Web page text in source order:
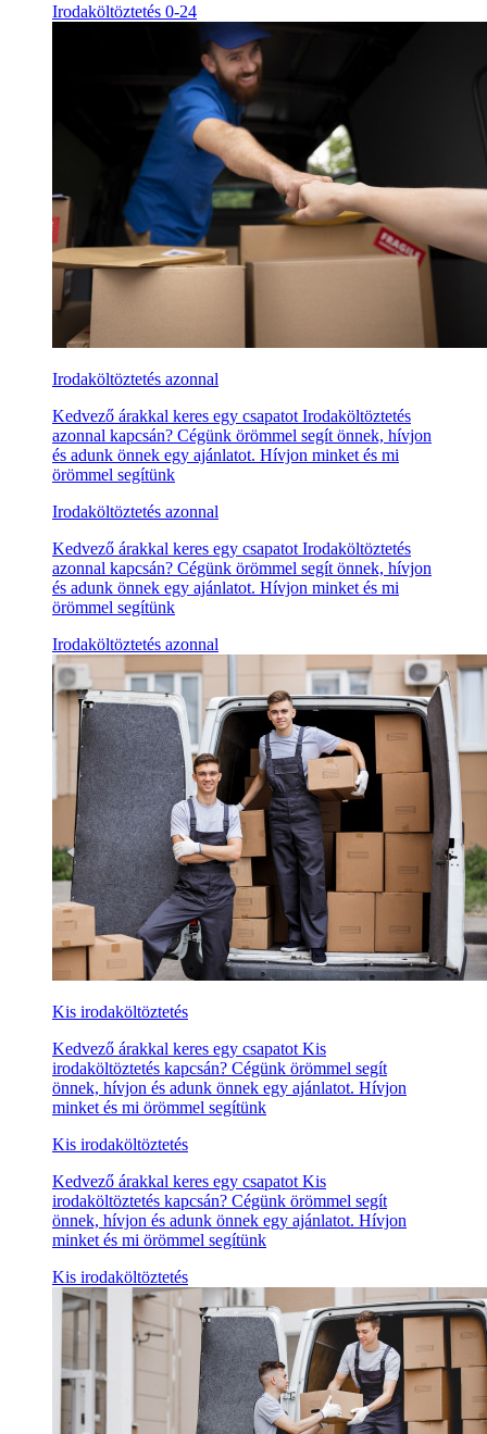
Irodaköltöztetés 0-24
Irodaköltöztetés azonnal
Kedvező árakkal keres egy csapatot Irodaköltöztetés
azonnal kapcsán? Cégünk örömmel segít önnek, hívjon
és adunk önnek egy ajánlatot. Hívjon minket és mi
örömmel segítünk
Irodaköltöztetés azonnal
Kedvező árakkal keres egy csapatot Irodaköltöztetés
azonnal kapcsán? Cégünk örömmel segít önnek, hívjon
és adunk önnek egy ajánlatot. Hívjon minket és mi
örömmel segítünk
Irodaköltöztetés azonnal
Kis irodaköltöztetés
Kedvező árakkal keres egy csapatot Kis
irodaköltöztetés kapcsán? Cégünk örömmel segít
önnek, hívjon és adunk önnek egy ajánlatot. Hívjon
minket és mi örömmel segítünk
Kis irodaköltöztetés
Kedvező árakkal keres egy csapatot Kis
irodaköltöztetés kapcsán? Cégünk örömmel segít
önnek, hívjon és adunk önnek egy ajánlatot. Hívjon
minket és mi örömmel segítünk
Kis irodaköltöztetés